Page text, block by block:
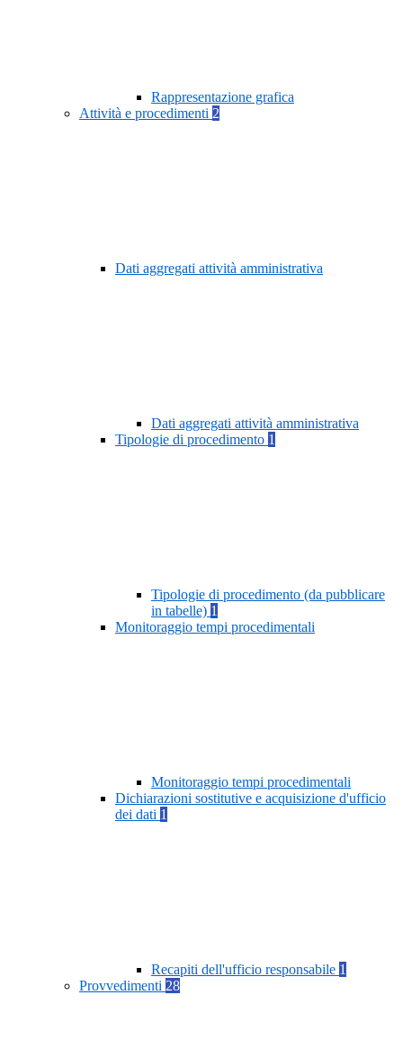
Rappresentazione grafica
Attività e procedimenti 2
Dati aggregati attività amministrativa
Dati aggregati attività amministrativa
Tipologie di procedimento 1
Tipologie di procedimento (da pubblicare
in tabelle) 1
Monitoraggio tempi procedimentali
Monitoraggio tempi procedimentali
Dichiarazioni sostitutive e acquisizione d'ufficio
dei dati 1
Recapiti dell'ufficio responsabile 1
Provvedimenti 28